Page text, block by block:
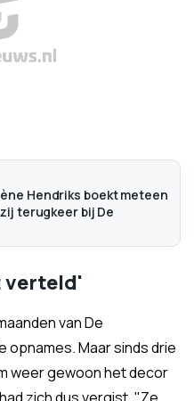
Hendriks boekt meteen
terugkeer bij De
verteld'
van De
opnames. Maar sinds drie
weer gewoon het decor